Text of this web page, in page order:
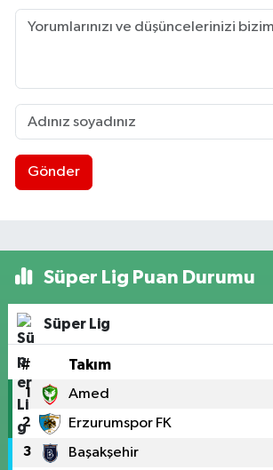
Gönder
Süper Lig Puan Durumu
Süper Lig
# Takım
1 Amed
2 Erzurumspor FK
3 Başakşehir